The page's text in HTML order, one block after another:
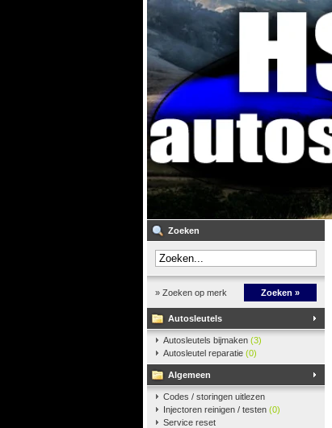
Zoeken
» Zoeken op merk Zoeken »
Autosleutels
Autosleutels bijmaken (3)
Autosleutel reparatie (0)
Algemeen
Codes / storingen uitlezen
Injectoren reinigen / testen (0)
Service reset